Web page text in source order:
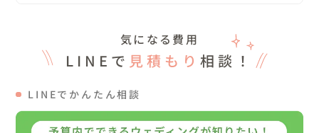
気になる費用
LINEで 見積もり 相談！
LINEでかんたん相談